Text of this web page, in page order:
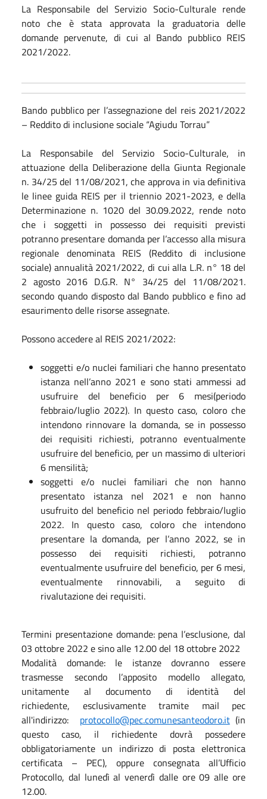
La Responsabile del Servizio Socio-Culturale rende
noto che è stata approvata la graduatoria delle
domande pervenute, di cui al Bando pubblico REIS
2021/2022.
Bando pubblico per l’assegnazione del reis 2021/2022
– Reddito di inclusione sociale “Agiudu Torrau”
La Responsabile del Servizio Socio-Culturale, in
attuazione della Deliberazione della Giunta Regionale
n. 34/25 del 11/08/2021, che approva in via definitiva
le linee guida REIS per il triennio 2021-2023, e della
Determinazione n. 1020 del 30.09.2022, rende noto
che i soggetti in possesso dei requisiti previsti
potranno presentare domanda per l’accesso alla misura
regionale denominata REIS (Reddito di inclusione
sociale) annualità 2021/2022, di cui alla L.R. n° 18 del
2 agosto 2016 D.G.R. N° 34/25 del 11/08/2021.
secondo quando disposto dal Bando pubblico e fino ad
esaurimento delle risorse assegnate.
Possono accedere al REIS 2021/2022:
soggetti e/o nuclei familiari che hanno presentato
istanza nell’anno 2021 e sono stati ammessi ad
usufruire del beneficio per 6 mesi(periodo
febbraio/luglio 2022). In questo caso, coloro che
intendono rinnovare la domanda, se in possesso
dei requisiti richiesti, potranno eventualmente
usufruire del beneficio, per un massimo di ulteriori
6 mensilità;
soggetti e/o nuclei familiari che non hanno
presentato istanza nel 2021 e non hanno
usufruito del beneficio nel periodo febbraio/luglio
2022. In questo caso, coloro che intendono
presentare la domanda, per l’anno 2022, se in
possesso dei requisiti richiesti, potranno
eventualmente usufruire del beneficio, per 6 mesi,
eventualmente rinnovabili, a seguito di
rivalutazione dei requisiti.
Termini presentazione domande: pena l’esclusione, dal
03 ottobre 2022 e sino alle 12.00 del 18 ottobre 2022
Modalità domande: le istanze dovranno essere
trasmesse secondo l’apposito modello allegato,
unitamente al documento di identità del
richiedente, esclusivamente tramite mail pec
all'indirizzo: protocollo@pec.comunesanteodoro.it(in
questo caso, il richiedente dovrà possedere
obbligatoriamente un indirizzo di posta elettronica
certificata – PEC), oppure consegnata all’Ufficio
Protocollo, dal lunedì al venerdì dalle ore 09 alle ore
12.00.